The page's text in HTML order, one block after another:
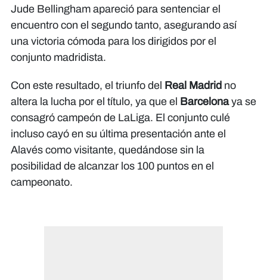
Jude Bellingham apareció para sentenciar el
encuentro con el segundo tanto, asegurando así
una victoria cómoda para los dirigidos por el
conjunto madridista.
Con este resultado, el triunfo del Real Madrid no
altera la lucha por el título, ya que el
Barcelonaya se
consagró campeón de LaLiga. El conjunto culé
incluso cayó en su última presentación ante el
Alavés como visitante, quedándose sin la
posibilidad de alcanzar los 100 puntos en el
campeonato.